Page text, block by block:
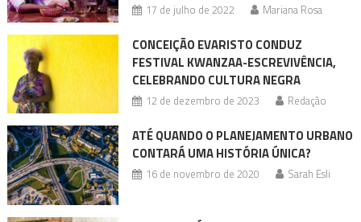
17 de julho de 2022 Mariana Rosa
CONCEIÇÃO EVARISTO CONDUZ
FESTIVAL KWANZAA-ESCREVIVÊNCIA,
CELEBRANDO CULTURA NEGRA
12 de dezembro de 2023 Redação
ATÉ QUANDO O PLANEJAMENTO URBANO
CONTARÁ UMA HISTÓRIA ÚNICA?
16 de novembro de 2020 Sarah Esli